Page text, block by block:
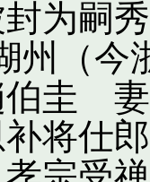
为嗣
州（今
圭 妻
将仕